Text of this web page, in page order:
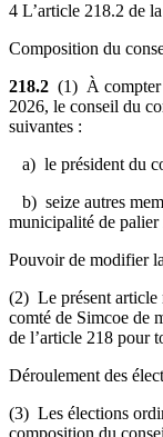
4 L’article 218.2 de
Composition du
218.2 (1) À compter
2026, le conseil du
suivantes :
a) le président du
b) seize autres
municipalité de
Pouvoir de modifier
(2) Le présent article
comté de Simcoe de
de l’article 218 pour
Déroulement des
(3) Les élections